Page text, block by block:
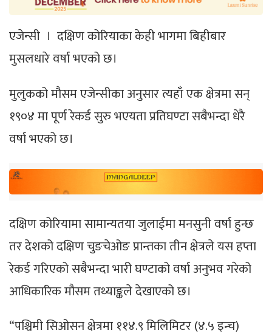
एजेन्सी । दक्षिण कोरियाका केही भागमा बिहीबार
मुसलधारे वर्षा भएको छ।
मुलुकको मौसम एजेन्सीका अनुसार त्यहाँ एक क्षेत्रमा सन्
१९०४ मा पूर्ण रेकर्ड सुरु भएयता प्रतिघण्टा सबैभन्दा धेरै
वर्षा भएको छ।
दक्षिण कोरियामा सामान्यतया जुलाईमा मनसुनी वर्षा हुन्छ
तर देशको दक्षिण चुङचेओङ प्रान्तका तीन क्षेत्रले यस हप्ता
रेकर्ड गरिएको सबैभन्दा भारी घण्टाको वर्षा अनुभव गरेको
आधिकारिक मौसम तथ्याङ्कले देखाएको छ।
“पश्चिमी सिओसन क्षेत्रमा ११४.९ मिलिमिटर (४.५ इन्च)